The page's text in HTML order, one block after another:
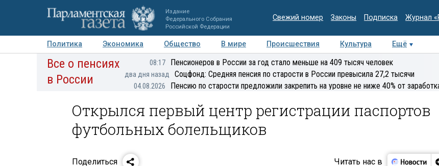
Издание
Федерального Собрания
Российской Федерации
Свежий номер Законы Подписка Журнал
Политика Экономика Общество В мире Происшествия Культура Ещё
Авторы Персоны Мнения Регионы Медиацентр Интервью Колумнисты
Все о пенсиях
в России
08:17 Пенсионеров в России за год стало меньше на 409 тысяч человек
два дня назад Соцфонд: Средняя пенсия по старости в России превысила 27,2 тысячи
04.08.2026 Пенсию по старости предложили закрепить на уровне не ниже 40% от
Открылся первый центр регистрации паспортов
футбольных болельщиков
Поделиться Читать нас в